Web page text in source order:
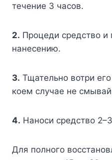
течение 3 часов.
2. Процеди средство и
нанесению.
3. Тщательно вотри
коем случае не
4. Наноси средство
Для полного